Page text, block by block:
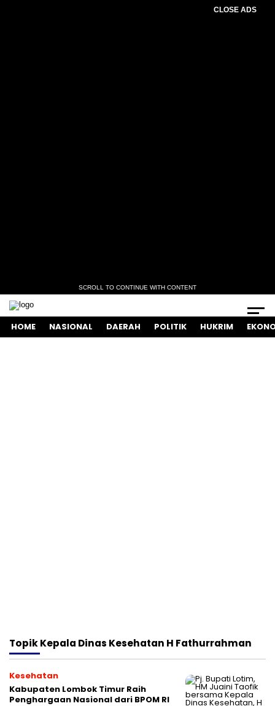
CLOSE ADS
SCROLL TO CONTINUE WITH CONTENT
HOME NASIONAL DAERAH POLITIK HUKRIM
TopikKepala Dinas Kesehatan H Fathurrahman
Kesehatan
Kabupaten Lombok Timur Raih
Penghargaan Nasional dari BPOM RI